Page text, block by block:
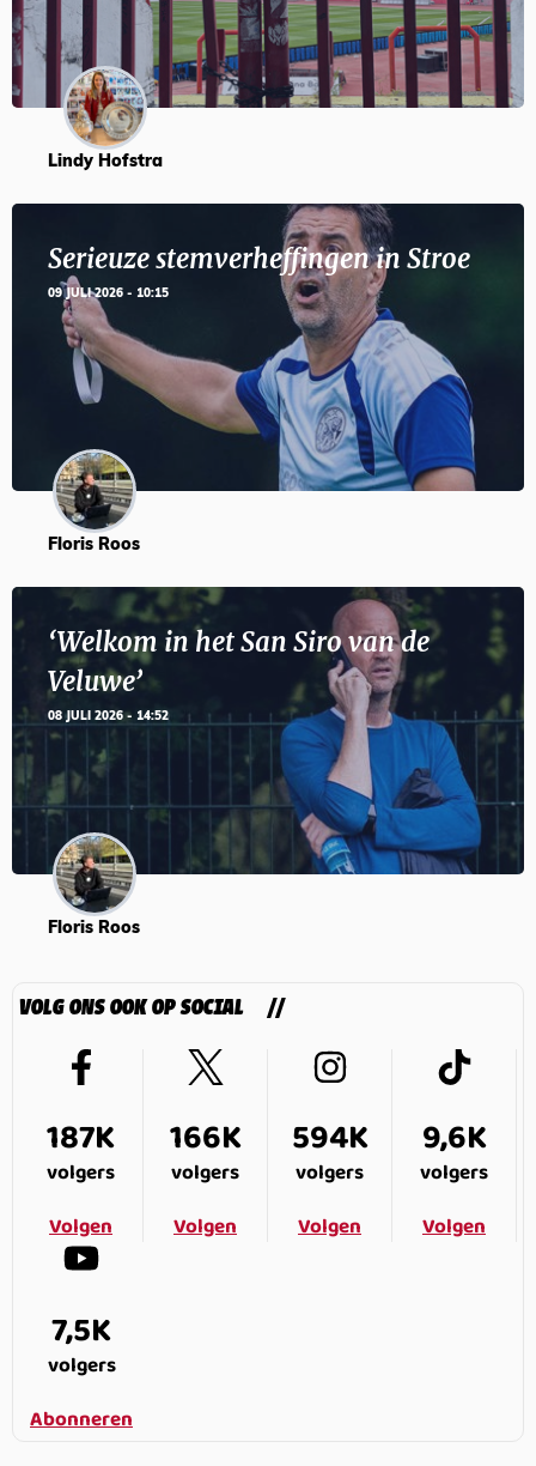
Lindy Hofstra
Serieuze stemverheffingen in Stroe
09 JULI 2026 - 10:15
Floris Roos
‘Welkom in het San Siro van de
Veluwe’
08 JULI 2026 - 14:52
Floris Roos
VOLG ONS OOK OP SOCIAL
187K
volgers
Volgen
166K
volgers
Volgen
594K
volgers
Volgen
9,6K
volgers
Volgen
7,5K
volgers
Abonneren